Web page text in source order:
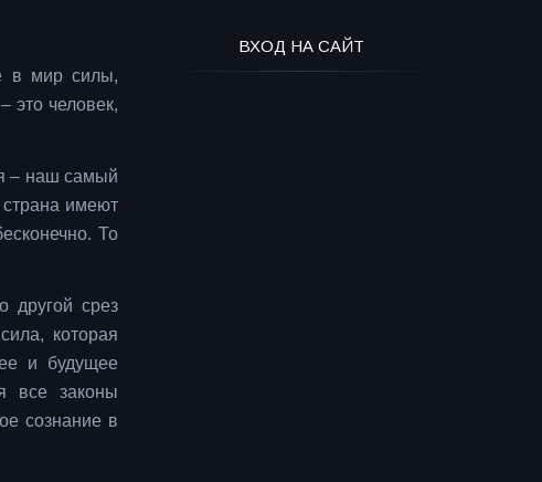
в мир силы,
это человек,
– наш самый
имеют
То
другой срез
которая
и будущее
все законы
сознание в
ВХОД НА САЙТ